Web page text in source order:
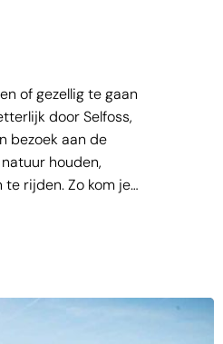
of gezellig te gaan
door Selfoss,
bezoek aan de
houden,
rijden. Zo kom je